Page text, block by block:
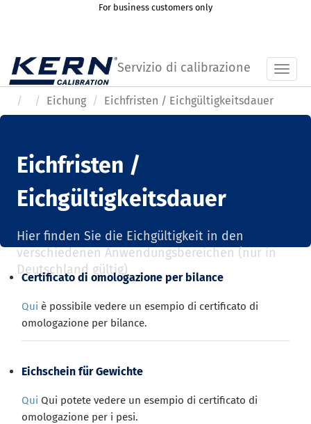
For business customers only
Servizio di calibrazione
Eichung Eichfristen / Eichgültigkeitsdauer
Eichfristen /
Eichgültigkeitsdauer
Hier finden Sie die Eichgültigkeit in den
verschiedenen Anwendungsbereichen (nur in
Deutschland gültig)
Certificato di omologazione per bilance
Qui è possibile vedere un esempio di certificato di
omologazione per bilance.
Eichschein für Gewichte
Qui Qui potete vedere un esempio di certificato di
omologazione per i pesi.